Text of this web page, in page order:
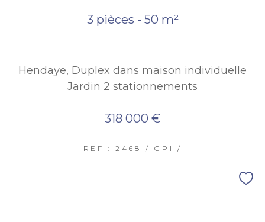
3 pièces - 50 m²
Hendaye, Duplex dans maison individuelle
Jardin 2 stationnements
318 000 €
REF : 2468 / GPI /